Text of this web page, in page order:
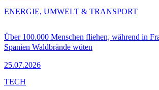
Über 100.000 Menschen fliehen, während in
Spanien Waldbrände wüten
25.07.2026
ENERGIE, UMWELT & TRANSPORT
TECH